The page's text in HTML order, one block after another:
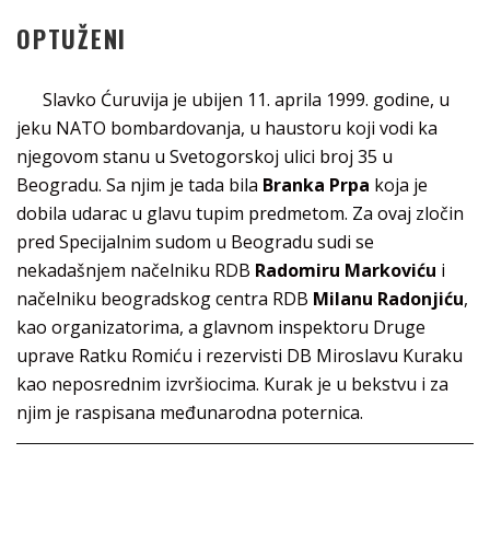
OPTUŽENI
Slavko Ćuruvija je ubijen 11. aprila 1999. godine, u
jeku NATO bombardovanja, u haustoru koji vodi ka
njegovom stanu u Svetogorskoj ulici broj 35 u
Beogradu. Sa njim je tada bila Branka Prpa koja je
dobila udarac u glavu tupim predmetom. Za ovaj zločin
pred Specijalnim sudom u Beogradu sudi se
nekadašnjem načelniku RDB Radomiru Markoviću i
načelniku beogradskog centra RDB Milanu Radonjiću,
kao organizatorima, a glavnom inspektoru Druge
uprave Ratku Romiću i rezervisti DB Miroslavu Kuraku
kao neposrednim izvršiocima. Kurak je u bekstvu i za
njim je raspisana međunarodna poternica.